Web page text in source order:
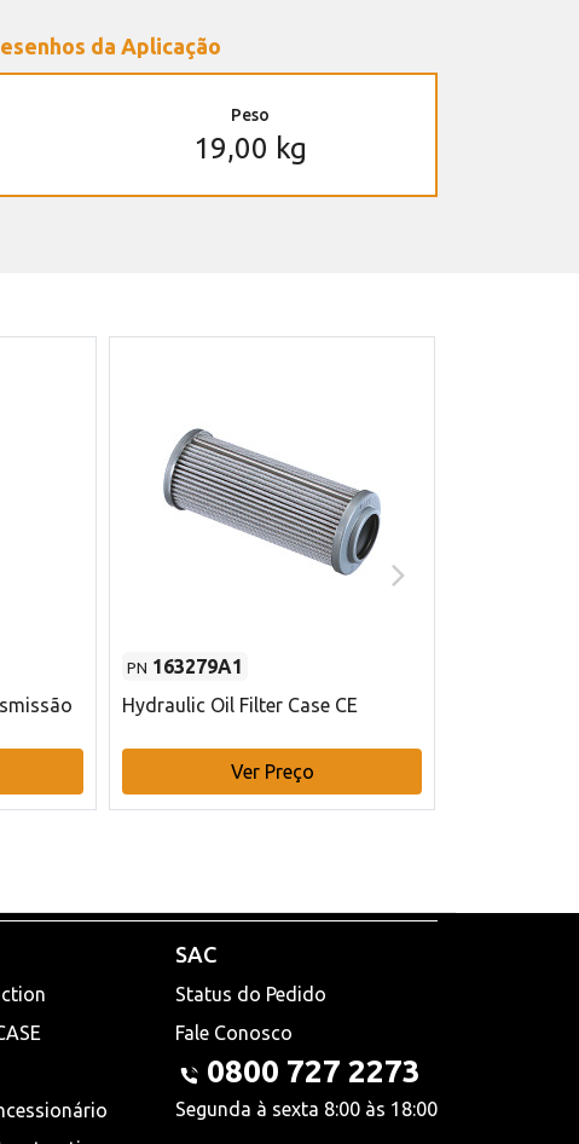
da Aplicação
Peso
19,00 kg
PN 163279A1
Hydraulic Oil Filter Case CE
Ver Preço
SAC
Status do Pedido
Fale Conosco
0800 727 2273
Segunda à sexta 8:00 às 18:00